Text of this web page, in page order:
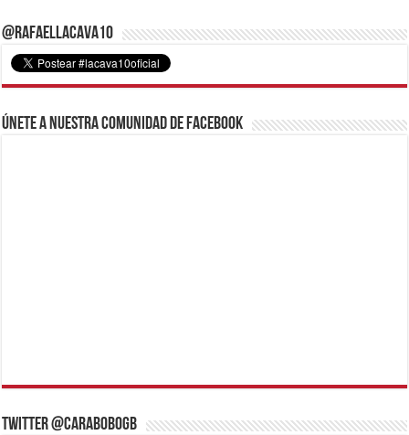
@RafaelLacava10
Únete a nuestra comunidad de Facebook
Twitter @CaraboboGB